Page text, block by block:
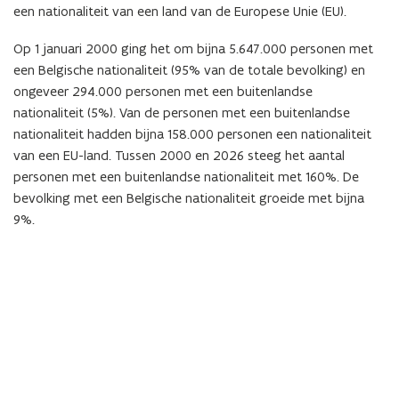
e
i
n
i
t
i
e
)
een nationaliteit van een land van de Europese Unie (EU).
Op 1 januari 2000 ging het om bijna 5.647.000 personen met
een Belgische nationaliteit (95% van de totale bevolking) en
ongeveer 294.000 personen met een buitenlandse
nationaliteit (5%). Van de personen met een buitenlandse
nationaliteit hadden bijna 158.000 personen een nationaliteit
van een EU-land. Tussen 2000 en 2026 steeg het aantal
personen met een buitenlandse nationaliteit met 160%. De
bevolking met een Belgische nationaliteit groeide met bijna
9%.